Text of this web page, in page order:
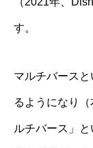
す。
マルチバース
るようになり
ルチバース」